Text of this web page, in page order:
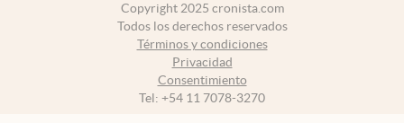
Copyright 2025 cronista.com
Todos los derechos reservados
Términos y condiciones
Privacidad
Consentimiento
Tel: +54 11 7078-3270